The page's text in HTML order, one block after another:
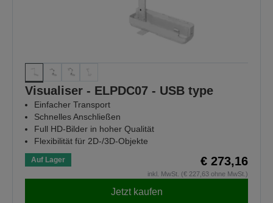
Visualiser - ELPDC07 - USB type
Einfacher Transport
Schnelles Anschließen
Full HD-Bilder in hoher Qualität
Flexibilität für 2D-/3D-Objekte
Auf Lager € 273,16
inkl. MwSt. (€ 227,63 ohne MwSt.)
Jetzt kaufen